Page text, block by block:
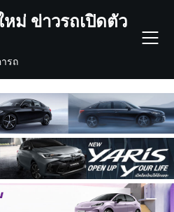
ม่ ข่าวรถเปิดตัว
รถ